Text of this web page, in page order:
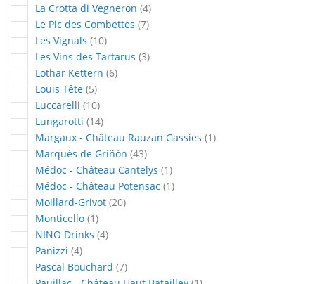
La Crotta di Vegneron 4articles
Le Pic des Combettes 7articles
Les Vignals 10articles
Les Vins des Tartarus 3articles
Lothar Kettern 6articles
Louis Tête 5articles
Luccarelli 10articles
Lungarotti 14articles
Margaux - Château Rauzan Gassies 1article
Marqués de Griñón 43articles
Médoc - Château Cantelys 1article
Médoc - Château Potensac 1article
Moillard-Grivot 20articles
Monticello 1article
NINO Drinks 4articles
Panizzi 4articles
Pascal Bouchard 7articles